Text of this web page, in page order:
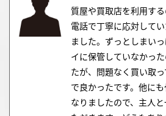
質屋や買取店を利用する
電話で丁寧に応対して
ました。ずっとしまい
イに保管していなかっ
たが、問題なく買い取
で良かったです。他に
なりましたので、主人